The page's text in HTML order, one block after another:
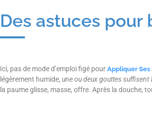
Des astuces
Ici, pas de mode d’emploi figé pour Appliquer Ses
légèrement humide, une ou deux gouttes suffisent
la paume glisse, masse, offre. Après la douche,